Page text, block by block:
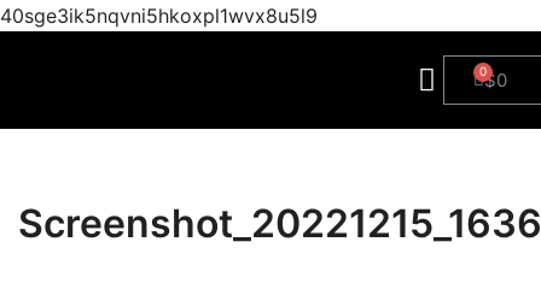
40sge3ik5nqvni5hkoxpl1wvx8u5l9
$0